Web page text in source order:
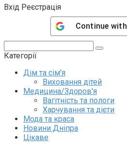
Вхід Реєстрація
Continue with
Категорії
Дім та сім'я
Виховання дітей
Медицина/Здоров'я
Вагітність та пологи
Харчування та дієти
Мода та краса
Новини Дніпра
Цікаве